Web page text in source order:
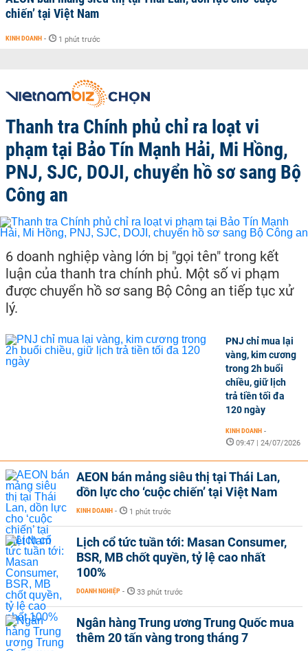
chiến’ tại Việt Nam
KINH DOANH - 1 phút trước
Thanh tra Chính phủ chỉ ra loạt vi
phạm tại Bảo Tín Mạnh Hải, Mi Hồng,
PNJ, SJC, DOJI, chuyển hồ sơ sang Bộ
Công an
6 doanh nghiệp vàng lớn bị "gọi tên" trong kết
luận của thanh tra chính phủ. Một số vi phạm
được chuyển hồ sơ sang Bộ Công an tiếp tục xử
lý.
PNJ chỉ mua lại
vàng, kim cương
trong 2h buổi
chiều, giữ lịch
trả tiền tối đa
120 ngày
KINH DOANH -
09:47 | 24/07/2026
AEON bán mảng siêu thị tại Thái Lan,
dồn lực cho ‘cuộc chiến’ tại Việt Nam
KINH DOANH - 1 phút trước
Lịch cổ tức tuần tới: Masan Consumer,
BSR, MB chốt quyền, tỷ lệ cao nhất
100%
DOANH NGHIỆP - 33 phút trước
Ngân hàng Trung ương Trung Quốc mua
thêm 20 tấn vàng trong tháng 7